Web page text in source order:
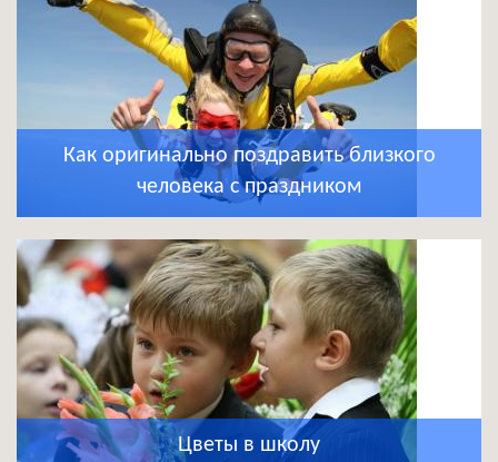
Как оригинально поздравить близкого
человека с праздником
Цветы в школу